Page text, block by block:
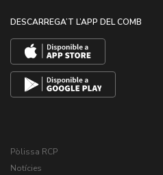
DESCARREGA’T L’APP DEL COMB
Pòlissa RCP
Notícies